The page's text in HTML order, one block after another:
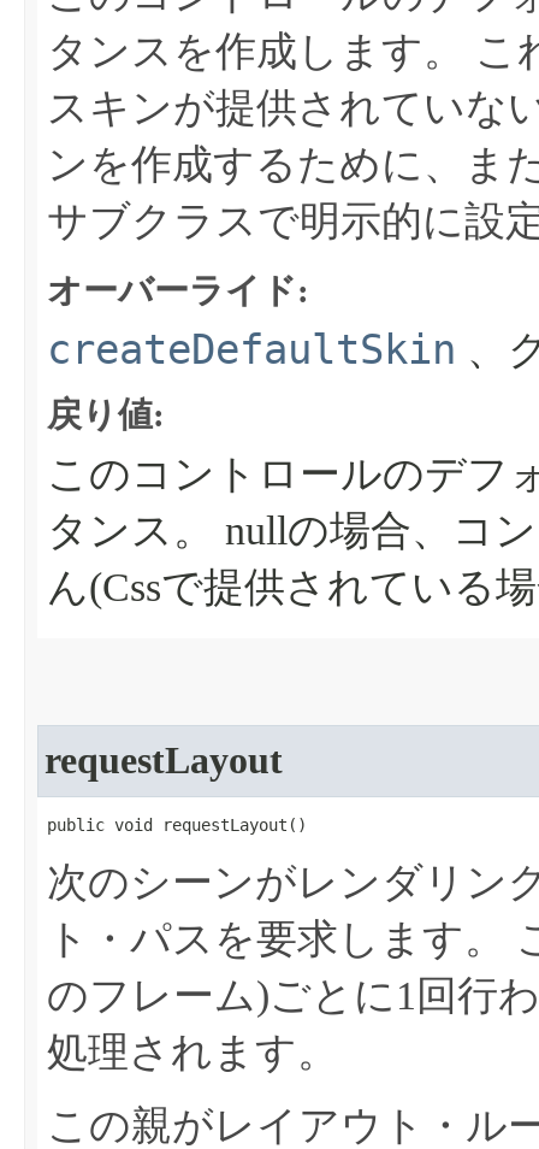
タンスを作成します。
こ
スキンが提供されていな
ンを作成するために、ま
サブクラスで明示的に設
オーバーライド:
createDefaultSkin 、
戻り値:
このコントロールのデフ
タンス。
nullの場合、コ
ん(Cssで提供されている
requestLayout
public void requestLayout​()
次のシーンがレンダリン
ト・パスを要求します。
のフレーム)ごとに1回行
処理されます。
この親がレイアウト・ル